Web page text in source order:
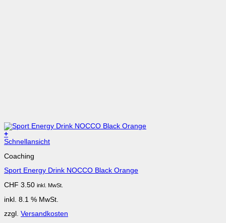
+
Schnellansicht
Coaching
Sport Energy Drink NOCCO Black Orange
CHF 3.50 inkl. MwSt.
inkl. 8.1 % MwSt.
zzgl. Versandkosten